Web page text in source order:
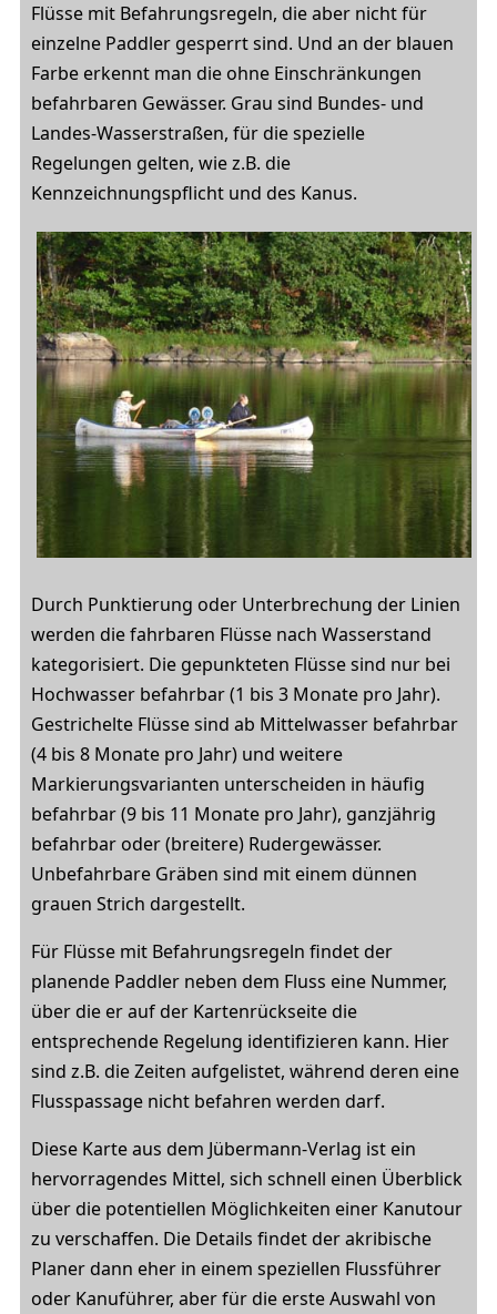
Flüsse mit Befahrungsregeln, die aber nicht für
einzelne Paddler gesperrt sind. Und an der blauen
Farbe erkennt man die ohne Einschränkungen
befahrbaren Gewässer. Grau sind Bundes- und
Landes-Wasserstraßen, für die spezielle
Regelungen gelten, wie z.B. die
Kennzeichnungspflicht und des Kanus.
Durch Punktierung oder Unterbrechung der Linien
werden die fahrbaren Flüsse nach Wasserstand
kategorisiert. Die gepunkteten Flüsse sind nur bei
Hochwasser befahrbar (1 bis 3 Monate pro Jahr).
Gestrichelte Flüsse sind ab Mittelwasser befahrbar
(4 bis 8 Monate pro Jahr) und weitere
Markierungsvarianten unterscheiden in häufig
befahrbar (9 bis 11 Monate pro Jahr), ganzjährig
befahrbar oder (breitere) Rudergewässer.
Unbefahrbare Gräben sind mit einem dünnen
grauen Strich dargestellt.
Für Flüsse mit Befahrungsregeln findet der
planende Paddler neben dem Fluss eine Nummer,
über die er auf der Kartenrückseite die
entsprechende Regelung identifizieren kann. Hier
sind z.B. die Zeiten aufgelistet, während deren eine
Flusspassage nicht befahren werden darf.
Diese Karte aus dem Jübermann-Verlag ist ein
hervorragendes Mittel, sich schnell einen Überblick
über die potentiellen Möglichkeiten einer Kanutour
zu verschaffen. Die Details findet der akribische
Planer dann eher in einem speziellen Flussführer
oder Kanuführer, aber für die erste Auswahl von